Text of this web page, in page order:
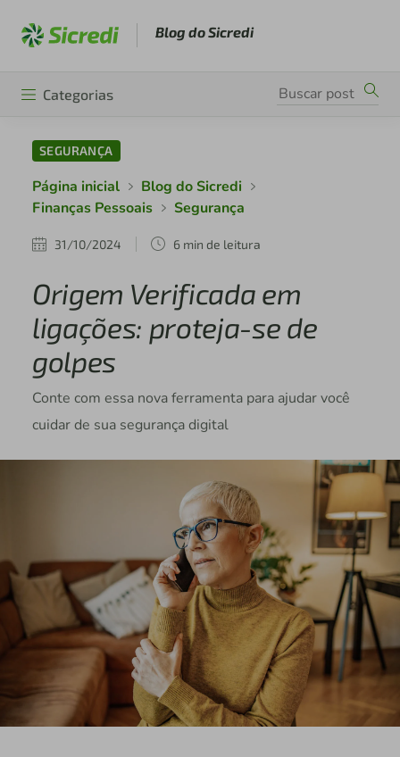
Blog do Sicredi
Categorias
SEGURANÇA
Página inicial
Blog do Sicredi
Finanças Pessoais
Segurança
31/10/2024 6 min de leitura
Origem Verificada em
ligações: proteja-se de
golpes
Conte com essa nova ferramenta para ajudar você
cuidar de sua segurança digital